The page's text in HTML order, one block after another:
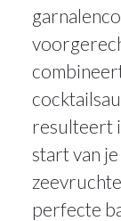
resulteert
start van
perfecte